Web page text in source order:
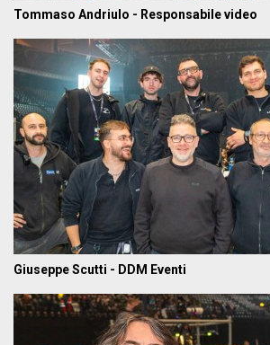
Tommaso Andriulo - Responsabile video
Giuseppe Scutti - DDM Eventi